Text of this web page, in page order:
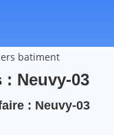
batiment
Neuvy-03
: Neuvy-03